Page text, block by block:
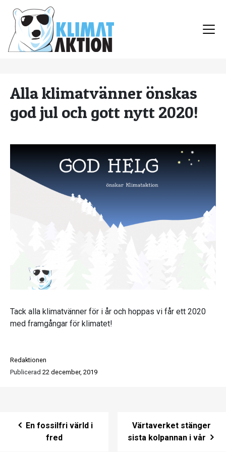
Alla klimatvänner önskas
god jul och gott nytt 2020!
Tack alla klimatvänner för i år och hoppas vi får ett 2020
med framgångar för klimatet!
Redaktionen
Publicerad 22 december, 2019
Post navigation
En fossilfri värld i
fred
Värtaverket stänger
sista kolpannan i vår